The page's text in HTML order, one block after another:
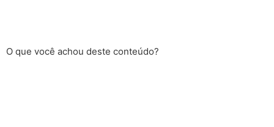
O que você achou deste conteúdo?